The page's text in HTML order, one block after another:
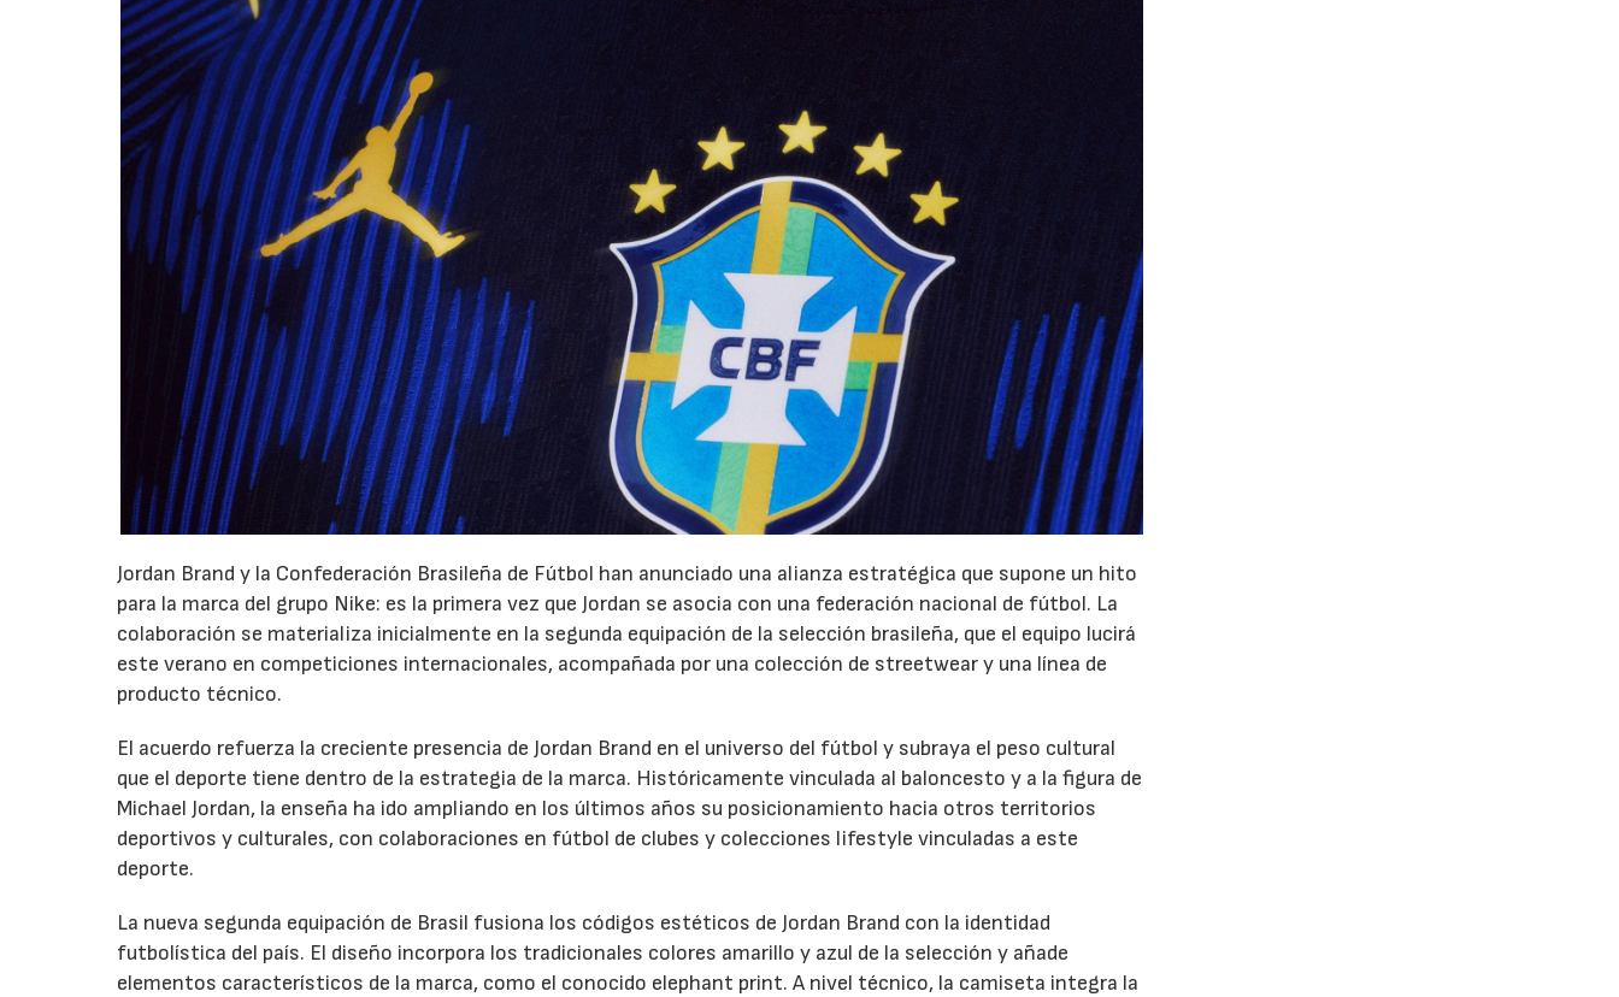
Jordan Brand y la Confederación Brasileña de Fútbol han anunciado una alianza estratégica que supone un hito
para la marca del grupo Nike: es la primera vez que Jordan se asocia con una federación nacional de fútbol. La
colaboración se materializa inicialmente en la segunda equipación de la selección brasileña, que el equipo lucirá
este verano en competiciones internacionales, acompañada por una colección de streetwear y una línea de
producto técnico.
El acuerdo refuerza la creciente presencia de Jordan Brand en el universo del fútbol y subraya el peso cultural
que el deporte tiene dentro de la estrategia de la marca. Históricamente vinculada al baloncesto y a la figura de
Michael Jordan, la enseña ha ido ampliando en los últimos años su posicionamiento hacia otros territorios
deportivos y culturales, con colaboraciones en fútbol de clubes y colecciones lifestyle vinculadas a este
deporte.
La nueva segunda equipación de Brasil fusiona los códigos estéticos de Jordan Brand con la identidad
futbolística del país. El diseño incorpora los tradicionales colores amarillo y azul de la selección y añade
elementos característicos de la marca, como el conocido elephant print. A nivel técnico, la camiseta integra la